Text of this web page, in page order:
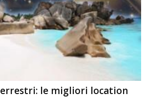
le migliori location